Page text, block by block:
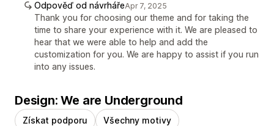
Odpověď od návrhářeApr 7, 2025
Thank you for choosing our theme and for taking the
time to share your experience with it. We are pleased to
hear that we were able to help and add the
customization for you. We are happy to assist if you run
into any issues.
Design: We are Underground
Získat podporu Všechny motivy